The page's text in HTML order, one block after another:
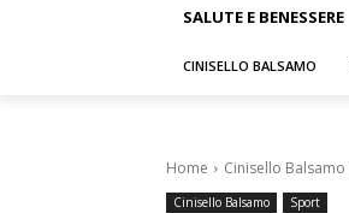
SALUTE E BENESSERE
CINISELLO BALSAMO
Home Cinisello Balsamo
Cinisello Balsamo Sport